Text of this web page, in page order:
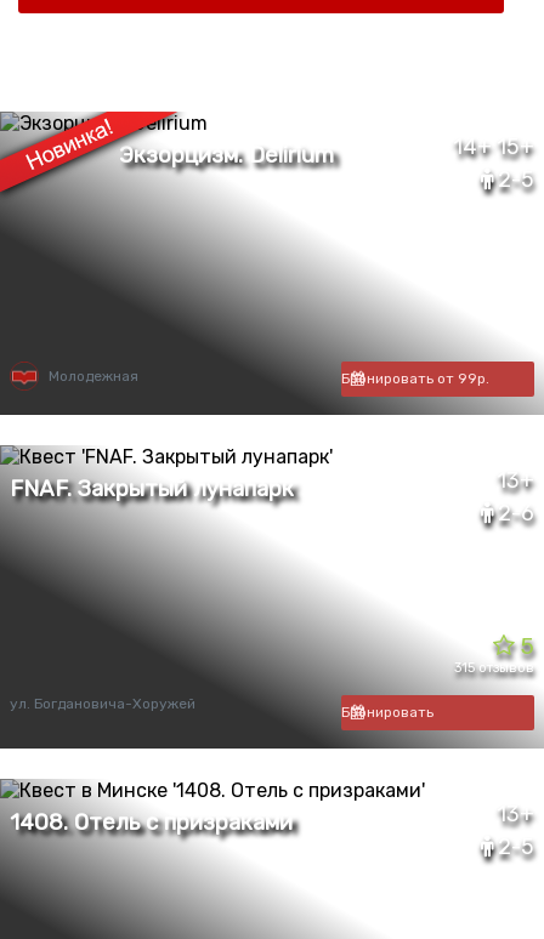
14+ 15+
2-5
Молодежная Бронировать от 99р.
13+
2-6
5
315 отзывов
ул. Богдановича-Хоружей Бронировать
13+
2-5